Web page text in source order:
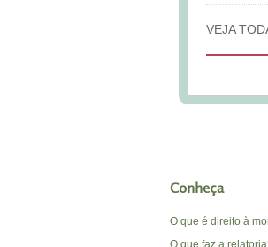
VEJA
Conheça
O que é direito à
O que faz a